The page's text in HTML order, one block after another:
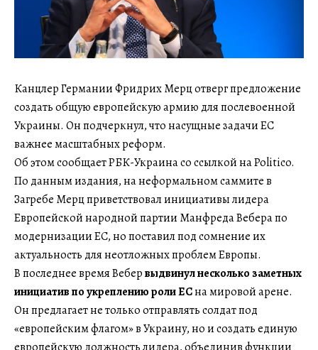
Канцлер Германии Фридрих Мерц отверг предложение
создать общую европейскую армию для послевоенной
Украины. Он подчеркнул, что насущные задачи ЕС
важнее масштабных реформ.
Об этом сообщает РБК-Украина со ссылкой на Politico.
По данным издания, на неформальном саммите в
Загребе Мерц приветствовал инициативы лидера
Европейской народной партии Манфреда Вебера по
модернизации ЕС, но поставил под сомнение их
актуальность для неотложных проблем Европы.
В последнее время Вебервыдвинул несколько заметных
инициатив по укреплению роли ЕСна мировой арене.
Он предлагает не только отправлять солдат под
«европейским флагом» в Украину, но и создать единую
европейскую должность лидера, объединив функции